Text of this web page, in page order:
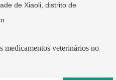
de Xiaoli, distrito de
medicamentos veterinários no